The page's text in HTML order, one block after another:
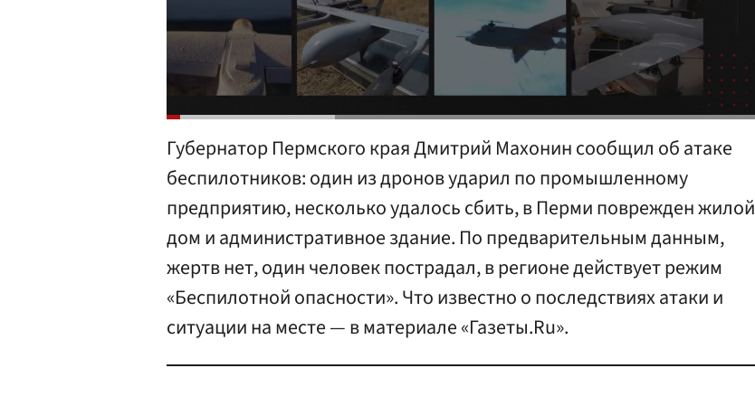
Губернатор Пермского края Дмитрий Махонин сообщил об атаке
беспилотников: один из дронов ударил по промышленному
предприятию, несколько удалось сбить, в Перми поврежден жилой
дом и административное здание. По предварительным данным,
жертв нет, один человек пострадал, в регионе действует режим
«Беспилотной опасности». Что известно о последствиях атаки и
ситуации на месте — в материале «Газеты.Ru».